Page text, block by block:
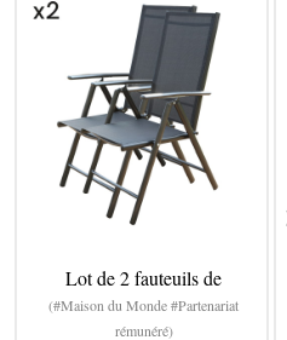
Lot de 2 fauteuils de
(#Maison du Monde #Partenariat
rémunéré)